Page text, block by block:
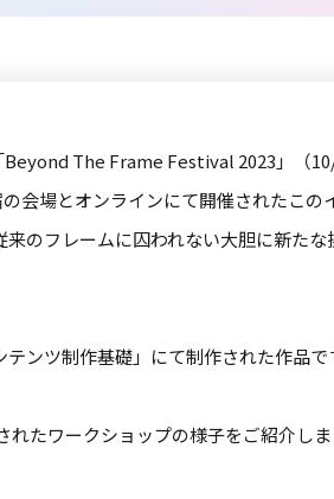
The Frame Festival 2023」（
会場とオンラインにて開催されたこの
のフレームに囚われない大胆に新た
ンツ制作基礎」にて制作された作品で
たワークショップの様子をご紹介し